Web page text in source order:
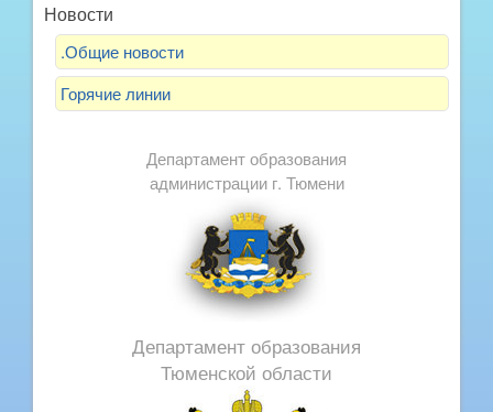
Новости
.Общие новости
Горячие линии
Департамент образования
администрации г. Тюмени
Департамент образования
Тюменской области